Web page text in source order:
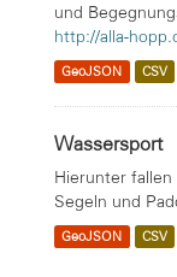
und
http://alla-
GeoJSON CSV
Wassersport
Hierunter
Segeln und
GeoJSON CSV